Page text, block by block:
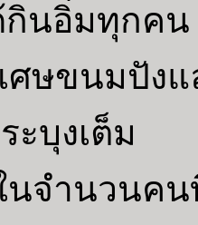
กินอิ่มทุกคน
ษขนมปังแ
ะบุงเต็ม
นจำนวนค